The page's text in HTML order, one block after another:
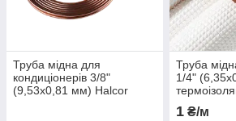
Труба мідна для
кондиціонерів 3/8"
(9,53х0,81 мм) Halcor
Труба
1/4"
м)
1₴/м